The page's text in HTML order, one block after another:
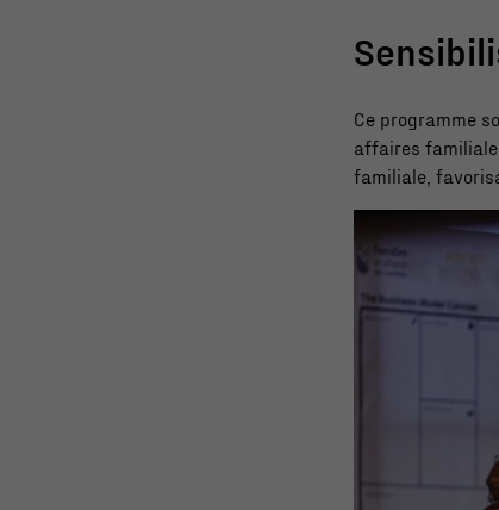
Ce programme
affaires
familiale,